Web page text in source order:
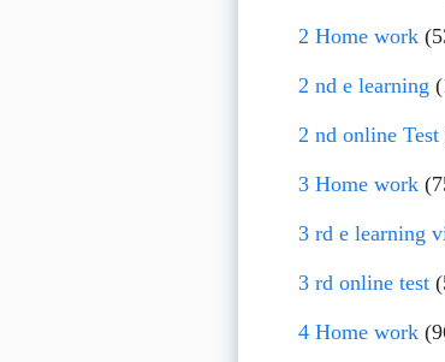
2 Home work
2 nd e learning
2 nd online Test
3 Home work
3 rd e learning
3 rd online test
4 Home work